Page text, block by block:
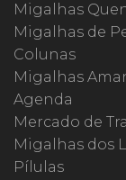
Migalhas
Migalhas de
Colunas
Migalhas
Agenda
Mercado de
Migalhas dos
Pílulas